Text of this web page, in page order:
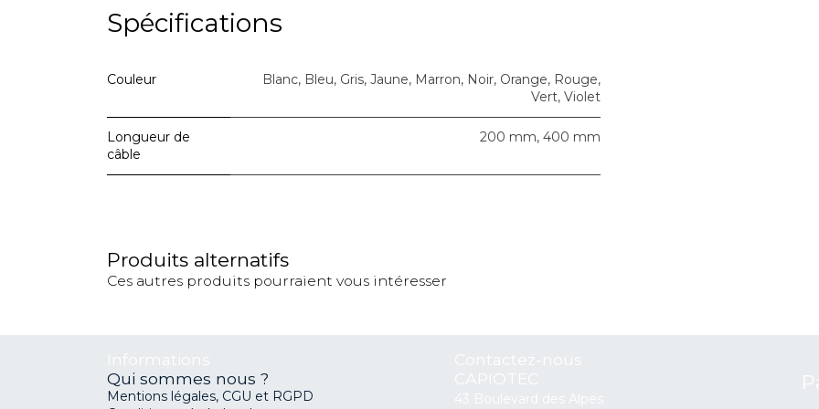
Spécifications
Couleur Blanc, Bleu, Gris, Jaune, Marron, Noir, Orange, Rouge,
Vert, Violet
Longueur de
câble
200 mm, 400 mm
Produits alternatifs
Ces autres produits pourraient vous intéresser
Qui sommes nous ?
Mentions légales, CGU et RGPD